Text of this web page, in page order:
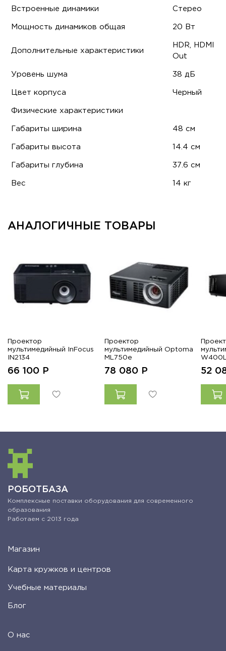
Встроенные динамики Стерео
Мощность динамиков общая 20 Вт
Дополнительные характеристики
HDR, HDMI
Out
Уровень шума 38 дБ
Цвет корпуса Черный
Физические характеристики
Габариты ширина 48 см
Габариты высота 14.4 см
Габариты глубина 37.6 см
Вес 14 кг
АНАЛОГИЧНЫЕ ТОВАРЫ
Проектор
мультимедийный InFocus
IN2134
66 100 Р
Проектор
мультимедийный Optoma
ML750e
78 080 Р 52
РОБОТБАЗА
Комплексные поставки оборудования для современного
образования
Работаем с 2013 года
Магазин
Карта кружков и центров
Учебные материалы
Блог
О нас